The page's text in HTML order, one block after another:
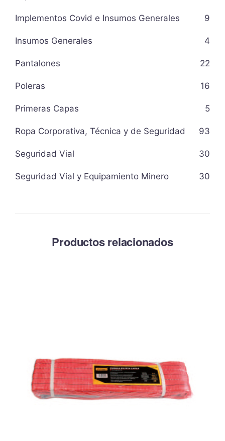
Implementos Covid e Insumos Generales 9
Insumos Generales 4
Pantalones 22
Poleras 16
Primeras Capas 5
Ropa Corporativa, Técnica y de Seguridad 93
Seguridad Vial 30
Seguridad Vial y Equipamiento Minero 30
Productos relacionados